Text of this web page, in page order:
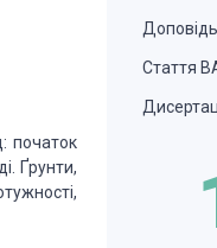
початок
Ґрунти,
Доповідь
Стаття